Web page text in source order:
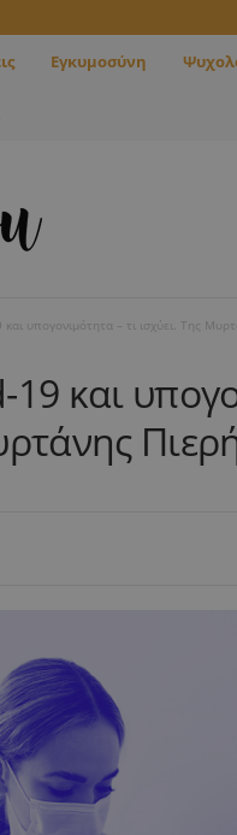
Εγκυμοσύνη
υπογονιμότητα – τι ισχύει. Της
και